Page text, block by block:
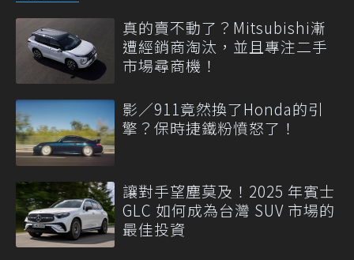
真的賣不動了？Mitsubishi漸
遭經銷商淘汰，並且專注二手
市場尋商機！
影／911竟然換了Honda的引
擎？保時捷鐵粉憤怒了！
讓對手望塵莫及！2025 年賓士
GLC 如何成為台灣 SUV 市場的
最佳投資